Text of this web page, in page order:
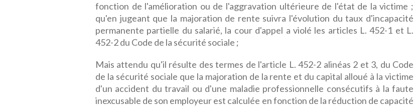
fonction de l'amélioration ou de l'aggravation ultérieure de l'état de la victime ;
qu'en jugeant que la majoration de rente suivra l'évolution du taux d'incapacité
permanente partielle du salarié, la cour d'appel a violé les articles L. 452-1 et L.
452-2 du Code de la sécurité sociale ;
Mais attendu qu'il résulte des termes de l'article L. 452-2 alinéas 2 et 3, du Code
de la sécurité sociale que la majoration de la rente et du capital alloué à la victime
d'un accident du travail ou d'une maladie professionnelle consécutifs à la faute
inexcusable de son employeur est calculée en fonction de la réduction de capacité